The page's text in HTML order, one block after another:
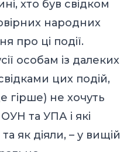
хто був свідком
народних
про ці події.
особам із далеких
цих подій,
гірше) не хочуть
та УПА і які
як діяли, – у вищій